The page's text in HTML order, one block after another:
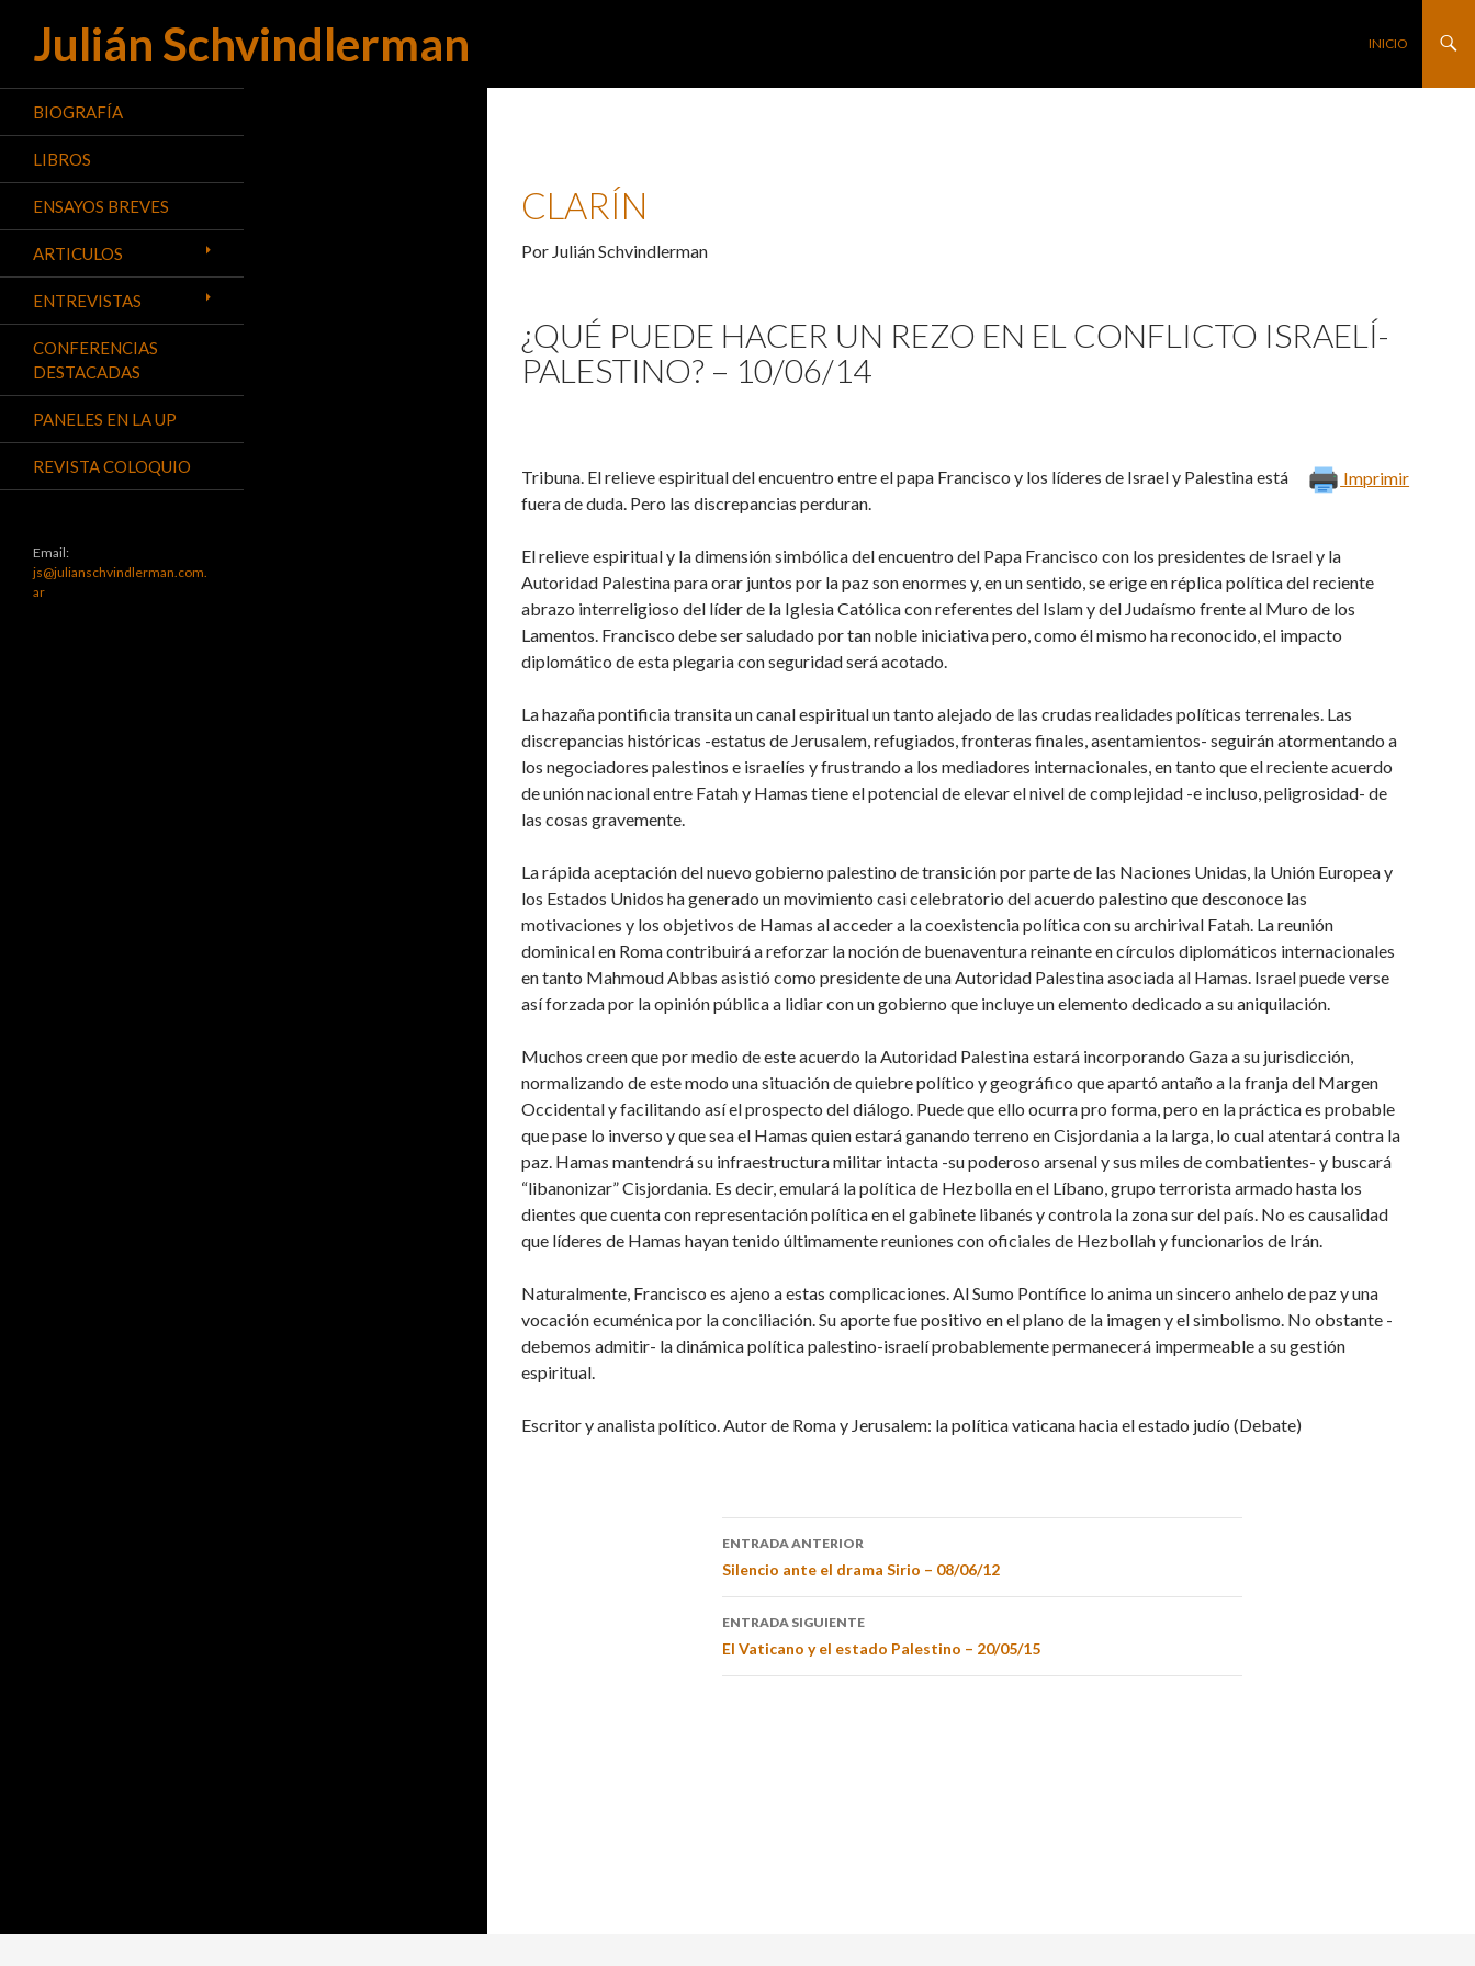
Julián Schvindlerman
Buscar SALTAR AL
INICIO
CLARÍN
Por Julián Schvindlerman
¿QUÉ PUEDE HACER UN REZO EN EL CONFLICTO ISRAELÍ-
PALESTINO? – 10/06/14
Imprimir
Tribuna. El relieve espiritual del encuentro entre el papa Francisco y los líderes de Israel y Palestina está
fuera de duda. Pero las discrepancias perduran.
El relieve espiritual y la dimensión simbólica del encuentro del Papa Francisco con los presidentes de Israel y la
Autoridad Palestina para orar juntos por la paz son enormes y, en un sentido, se erige en réplica política del reciente
abrazo interreligioso del líder de la Iglesia Católica con referentes del Islam y del Judaísmo frente al Muro de los
Lamentos. Francisco debe ser saludado por tan noble iniciativa pero, como él mismo ha reconocido, el impacto
diplomático de esta plegaria con seguridad será acotado.
La hazaña pontificia transita un canal espiritual un tanto alejado de las crudas realidades políticas terrenales. Las
discrepancias históricas -estatus de Jerusalem, refugiados, fronteras finales, asentamientos- seguirán atormentando a
los negociadores palestinos e israelíes y frustrando a los mediadores internacionales, en tanto que el reciente acuerdo
de unión nacional entre Fatah y Hamas tiene el potencial de elevar el nivel de complejidad -e incluso, peligrosidad- de
las cosas gravemente.
La rápida aceptación del nuevo gobierno palestino de transición por parte de las Naciones Unidas, la Unión Europea y
los Estados Unidos ha generado un movimiento casi celebratorio del acuerdo palestino que desconoce las
motivaciones y los objetivos de Hamas al acceder a la coexistencia política con su archirival Fatah. La reunión
dominical en Roma contribuirá a reforzar la noción de buenaventura reinante en círculos diplomáticos internacionales
en tanto Mahmoud Abbas asistió como presidente de una Autoridad Palestina asociada al Hamas. Israel puede verse
así forzada por la opinión pública a lidiar con un gobierno que incluye un elemento dedicado a su aniquilación.
Muchos creen que por medio de este acuerdo la Autoridad Palestina estará incorporando Gaza a su jurisdicción,
normalizando de este modo una situación de quiebre político y geográfico que apartó antaño a la franja del Margen
Occidental y facilitando así el prospecto del diálogo. Puede que ello ocurra pro forma, pero en la práctica es probable
que pase lo inverso y que sea el Hamas quien estará ganando terreno en Cisjordania a la larga, lo cual atentará contra la
paz. Hamas mantendrá su infraestructura militar intacta -su poderoso arsenal y sus miles de combatientes- y buscará
“libanonizar” Cisjordania. Es decir, emulará la política de Hezbolla en el Líbano, grupo terrorista armado hasta los
dientes que cuenta con representación política en el gabinete libanés y controla la zona sur del país. No es causalidad
que líderes de Hamas hayan tenido últimamente reuniones con oficiales de Hezbollah y funcionarios de Irán.
Naturalmente, Francisco es ajeno a estas complicaciones. Al Sumo Pontífice lo anima un sincero anhelo de paz y una
vocación ecuménica por la conciliación. Su aporte fue positivo en el plano de la imagen y el simbolismo. No obstante -
debemos admitir- la dinámica política palestino-israelí probablemente permanecerá impermeable a su gestión
espiritual.
Escritor y analista político. Autor de Roma y Jerusalem: la política vaticana hacia el estado judío (Debate)
ENTRADA ANTERIOR
Silencio ante el drama Sirio – 08/06/12
ENTRADA SIGUIENTE
El Vaticano y el estado Palestino – 20/05/15
BIOGRAFÍA
LIBROS
ENSAYOS BREVES
ARTICULOS
ENTREVISTAS
CONFERENCIAS
DESTACADAS
PANELES EN LA UP
REVISTA COLOQUIO
Email:
js@julianschvindlerman.com.
ar